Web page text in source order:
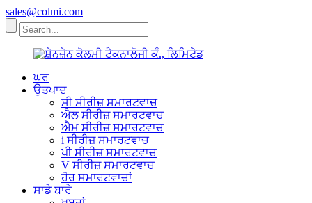
sales@colmi.com
ਘਰ
ਉਤਪਾਦ
ਸੀ ਸੀਰੀਜ਼ ਸਮਾਰਟਵਾਚ
ਐਲ ਸੀਰੀਜ਼ ਸਮਾਰਟਵਾਚ
ਐਮ ਸੀਰੀਜ਼ ਸਮਾਰਟਵਾਚ
i ਸੀਰੀਜ਼ ਸਮਾਰਟਵਾਚ
ਪੀ ਸੀਰੀਜ਼ ਸਮਾਰਟਵਾਚ
V ਸੀਰੀਜ਼ ਸਮਾਰਟਵਾਚ
ਹੋਰ ਸਮਾਰਟਵਾਚਾਂ
ਸਾਡੇ ਬਾਰੇ